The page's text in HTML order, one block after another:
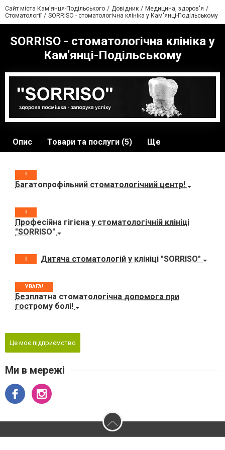
Сайт міста Кам'янця-Подільського Довідник
Медицина, здоров'я
Стоматології
SORRISO - стоматологічна клініка у Кам'янці-Подільському
SORRISO - стоматологічна клініка у
Кам'янці-Подільському
Опис Товари та послуги (5) Ще
!
Багатопрофільний стоматологічний центр!
!
Професійна гігієна у стоматологічній клініці
"SORRISO"
! Дитяча стоматологій у клініці "SORRISO"
УВАГА!
Безплатна стоматологічна допомога при
гострому болі!
Це моє підприємство
Ми в мережі